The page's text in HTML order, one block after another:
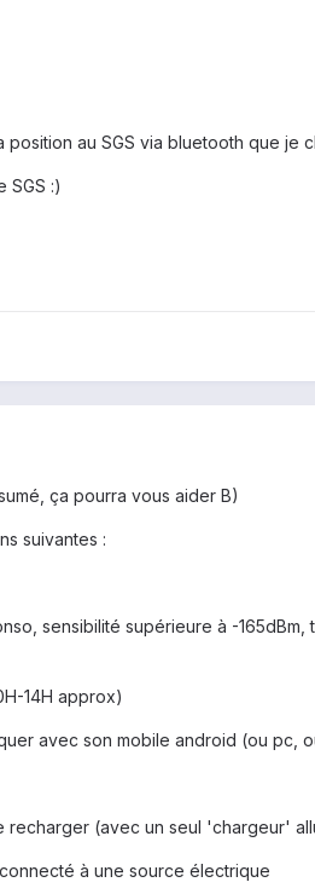
au SGS via bluetooth que je
SGS :)
ça pourra vous aider B)
suivantes :
sensibilité supérieure à -
14H approx)
avec son mobile android (ou pc,
(avec un seul 'chargeur'
à une source électrique